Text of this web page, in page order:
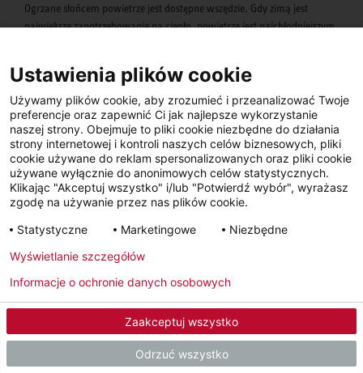
Ogrzane słońcem powietrze jest dostępne wszędzie. Gdy zimą jest
największe zapotrzebowanie na ciepło, powietrze jest najchłodniejszym
przy temperaturze powietrza zewnętrznego wynoszącej -20°C.
Szczególną zaletą jest prosta instalacja pompy powietrze-woda,
ponieważ nie wymaga robót ziemnych i odwiertów, jak w przypadku
pomp ciepła woda-woda i solanka-woda.
Poznaj nasze rozwiązania
Grunt
Ustawienia plików cookie
Używamy plików cookie, aby zrozumieć i przeanalizować Twoje
preferencje oraz zapewnić Ci jak najlepsze wykorzystanie
naszej strony. Obejmuje to pliki cookie niezbędne do działania
strony internetowej i kontroli naszych celów biznesowych, pliki
cookie używane do reklam spersonalizowanych oraz pliki cookie
używane wyłącznie do anonimowych celów statystycznych.
Klikając "Akceptuj wszystko" i/lub "Potwierdź wybór", wyrażasz
zgodę na używanie przez nas plików cookie.
Statystyczne
Marketingowe Niezbędne
Zaakceptuj wszystko
Odrzuć wszystko
Wyświetlanie szczegółów
Informacje o ochronie danych osobowych